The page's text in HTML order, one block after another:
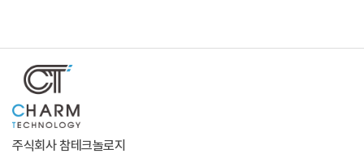
주식회사 참테크놀로지